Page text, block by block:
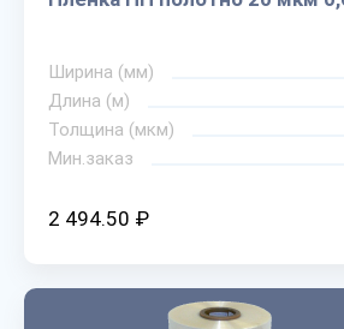
Ширина (мм)
Длина (м)
Толщина (мкм)
Мин.заказ
2 494.50 ₽